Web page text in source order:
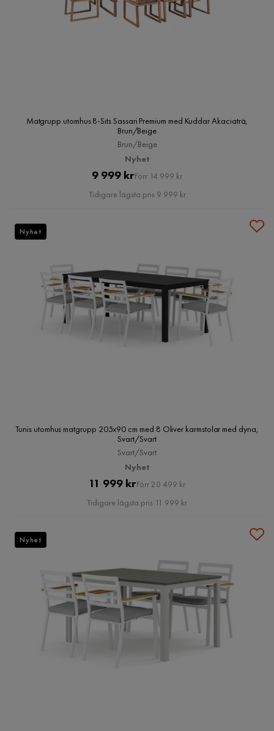
Matgrupp utomhus 8-Sits Sassari Premium med Kuddar Akaciaträ,
Brun/Beige
Brun/Beige
Nyhet
Pris
9 999 krOriginal
Pris
Förr 14 999 kr
Tidigare lägsta pris 9 999 kr
Tunis utomhus matgrupp 205x90 cm med 8 Oliver karmstolar med dyna,
Svart/Svart
Svart/Svart
Nyhet
Pris
11 999 krOriginal
Pris
Förr 20 499 kr
Tidigare lägsta pris 11 999 kr
Nyhet
Nyhet